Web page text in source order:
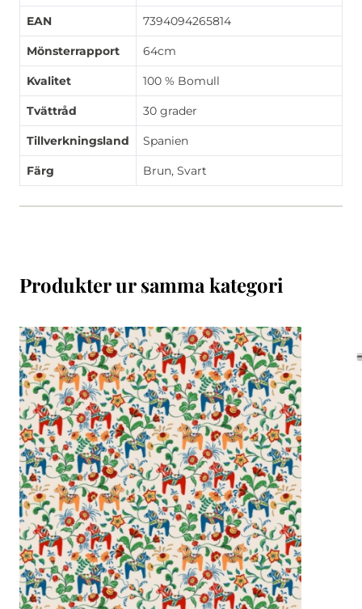
EAN 7394094265814
Mönsterrapport 64cm
Kvalitet 100 % Bomull
Tvättråd 30 grader
Tillverkningsland Spanien
Färg Brun, Svart
Produkter ur samma kategori